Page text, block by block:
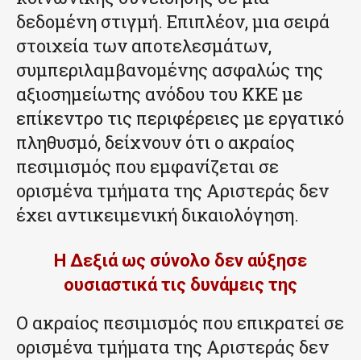
δεδομένη στιγμή. Επιπλέον, μια σειρά
στοιχεία των αποτελεσμάτων,
συμπεριλαμβανομένης ασφαλώς της
αξιοσημείωτης ανόδου του ΚΚΕ με
επίκεντρο τις περιφέρειες με εργατικό
πληθυσμό, δείχνουν ότι ο ακραίος
πεσιμισμός που εμφανίζεται σε
ορισμένα τμήματα της Αριστεράς δεν
έχει αντικειμενική δικαιολόγηση.
Η Δεξιά ως σύνολο δεν αύξησε
ουσιαστικά τις δυνάμεις της
Ο ακραίος πεσιμισμός που επικρατεί σε
ορισμένα τμήματα της Αριστεράς δεν